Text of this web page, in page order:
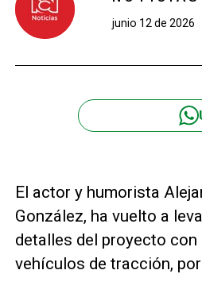
junio 12 de 2026
El actor y humorista
González, ha vuelto a
detalles del proyecto
vehículos de tracción,